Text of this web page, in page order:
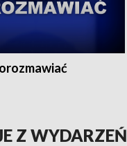
Z WYDARZEŃ